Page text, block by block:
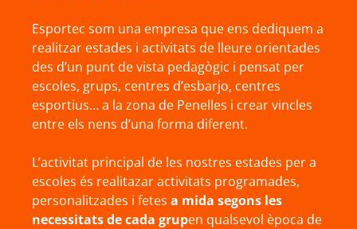
Esportec som una empresa que ens dediquem a
realitzar estades i activitats de lleure orientades
des d’un punt de vista pedagògic i pensat per
escoles, grups, centres d’esbarjo, centres
esportius… a la zona de Penelles i crear vincles
entre els nens d’una forma diferent.
L’activitat principal de les nostres estades per a
escoles és realitazar activitats programades,
personalitzades i fetes a mida segons les
necessitats de cada grupen qualsevol època de